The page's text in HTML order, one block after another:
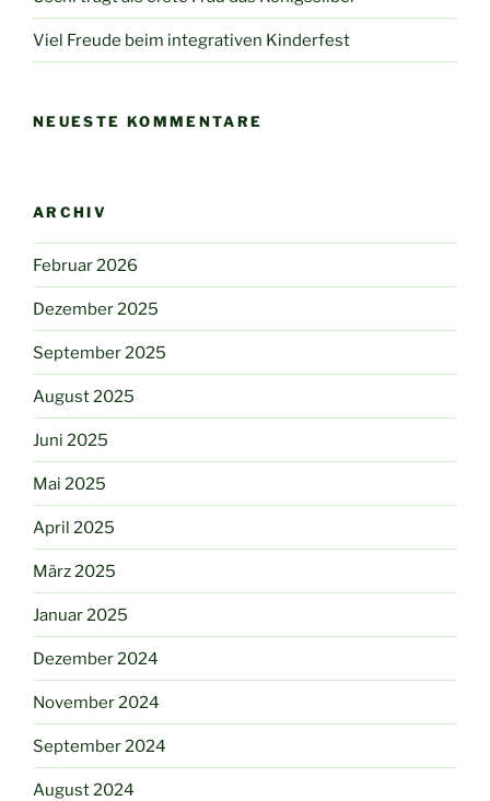
Viel Freude beim integrativen Kinderfest
NEUESTE KOMMENTARE
ARCHIV
Februar 2026
Dezember 2025
September 2025
August 2025
Juni 2025
Mai 2025
April 2025
März 2025
Januar 2025
Dezember 2024
November 2024
September 2024
August 2024